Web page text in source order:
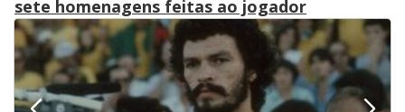
sete homenagens feitas ao jogador